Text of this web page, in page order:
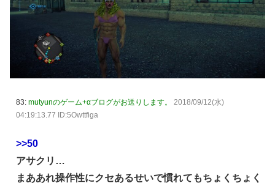
83: mutyunのゲーム+αブログがお送りします。
2018/09/12(水)
04:19:13.77 ID:5Owttfiga
>>50
アサクリ…
まああれ操作性にクセあるせいで慣れてもちょくちょく